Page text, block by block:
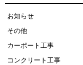
お知らせ
その他
カーポート工事
コンクリート工事